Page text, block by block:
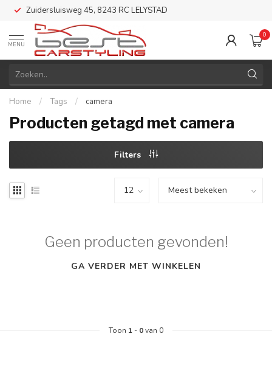
Zuidersluisweg 45, 8243 RC LELYSTAD
MENU
0
Home / Tags / camera
Producten getagd met camera
Filters
Geen producten gevonden!
GA VERDER MET WINKELEN
Toon 1 - 0van 0